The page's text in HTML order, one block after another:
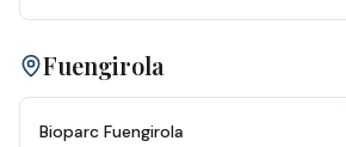
Fuengirola
Bioparc Fuengirola